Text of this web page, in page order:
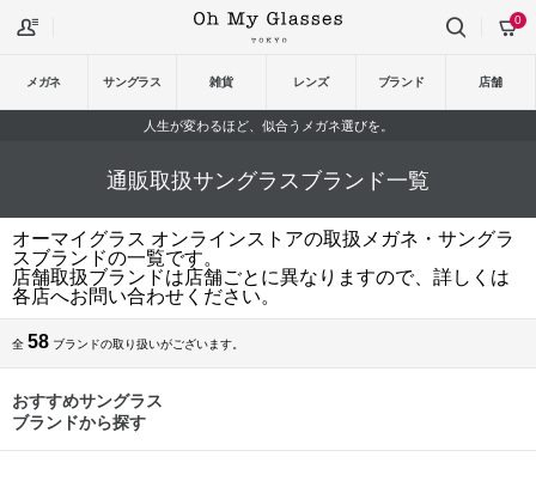
メガネ サングラス 雑貨 レンズ ブランド 店舗
0
人生が変わるほど、似合うメガネ選びを。
通販取扱サングラスブランド一覧
オーマイグラス オンラインストアの取扱メガネ・サングラ
スブランドの一覧です。
店舗取扱ブランドは店舗ごとに異なりますので、詳しくは
各店へお問い合わせください。
全 58 ブランドの取り扱いがございます。
おすすめサングラス
ブランドから探す